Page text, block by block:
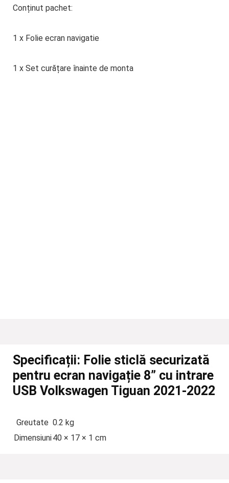
Conținut pachet:
1 x Folie ecran navigatie
1 x Set curățare înainte de monta
Specificații: Folie sticlă securizată
pentru ecran navigație 8” cu intrare
USB Volkswagen Tiguan 2021-2022
Greutate 0.2 kg
Dimensiuni40 × 17 × 1 cm